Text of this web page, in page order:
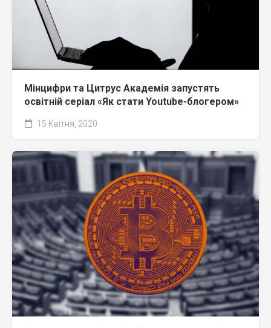
Мінцифри та Цитрус Академія запустять
освітній серіал «Як стати Youtube-блогером»
15 Квітня, 2020